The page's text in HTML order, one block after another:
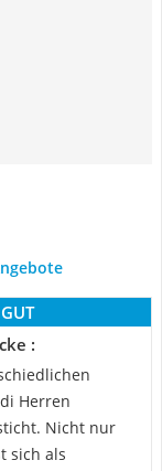
:
Herren
Nicht nur
sich als